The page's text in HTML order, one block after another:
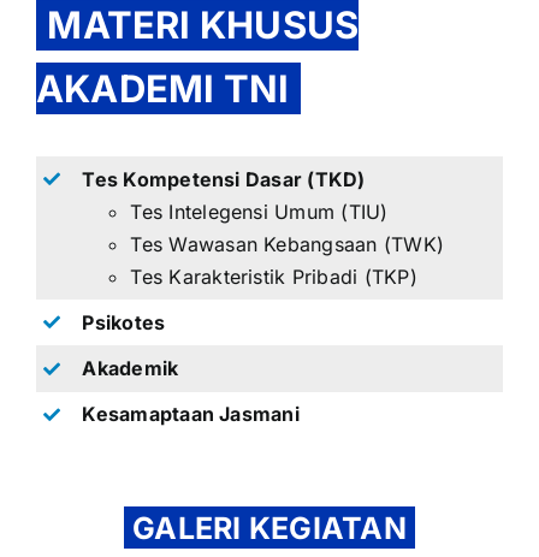
MATERI KHUSUS
AKADEMI TNI
Tes Kompetensi Dasar (TKD)
Tes Intelegensi Umum (TIU)
Tes Wawasan Kebangsaan (TWK)
Tes Karakteristik Pribadi (TKP)
Psikotes
Akademik
Kesamaptaan Jasmani
GALERI KEGIATAN